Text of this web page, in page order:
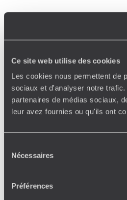
Ce site web utilise des cookies
Les cookies nous permettent de
sociaux et d'analyser notre
partenaires de médias sociaux,
leur avez fournies ou qu'ils ont
Nécessaires
Préférences